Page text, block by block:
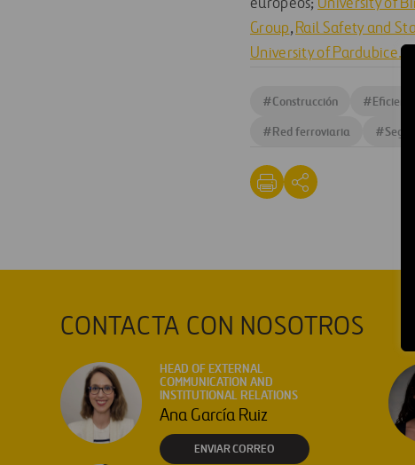
europeos; University of
Group,Rail Safety and
University of Pardubice.
#Construcción #
#Red ferroviaria #
CONTACTA CON NOSOTROS
HEAD OF EXTERNAL
COMMUNICATION AND
INSTITUTIONAL RELATIONS
Ana García Ruiz
ENVIAR CORREO